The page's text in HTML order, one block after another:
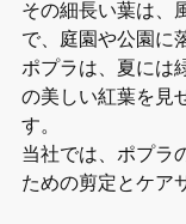
その細長い葉は、
で、庭園や公園に
ポプラは、夏には
の美しい紅葉を見
す。
当社では、ポプラ
ための剪定とケア